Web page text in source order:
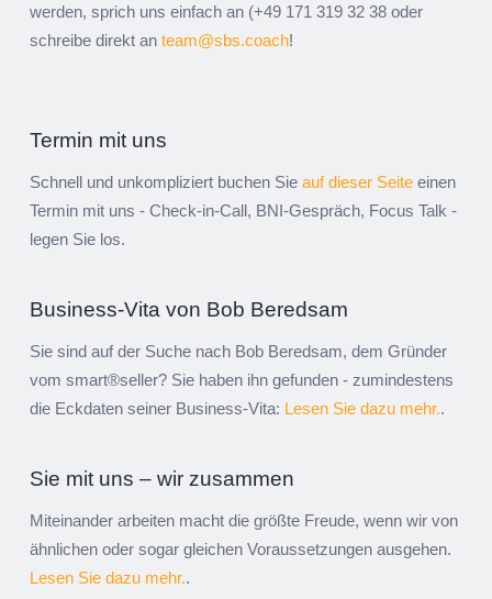
werden, sprich uns einfach an (+49 171 319 32 38 oder
schreibe direkt an team@sbs.coach!
Termin mit uns
Schnell und unkompliziert buchen Sie auf dieser Seite einen
Termin mit uns - Check-in-Call, BNI-Gespräch, Focus Talk -
legen Sie los.
Business-Vita von Bob Beredsam
Sie sind auf der Suche nach Bob Beredsam, dem Gründer
vom smart®seller? Sie haben ihn gefunden - zumindestens
die Eckdaten seiner Business-Vita: Lesen Sie dazu mehr..
Sie mit uns – wir zusammen
Miteinander arbeiten macht die größte Freude, wenn wir von
ähnlichen oder sogar gleichen Voraussetzungen ausgehen.
Lesen Sie dazu mehr..